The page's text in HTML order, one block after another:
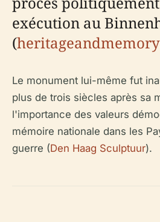
exécution au
(
Le monument lui-même fut
plus de trois siècles après sa
l'importance des valeurs
mémoire nationale dans les
guerre (Den Haag Sculptuur).